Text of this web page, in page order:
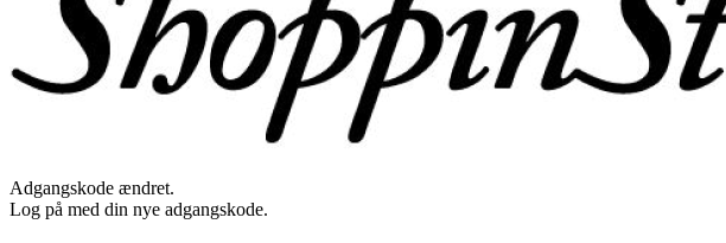
Adgangskode ændret.
Log på med din nye adgangskode.